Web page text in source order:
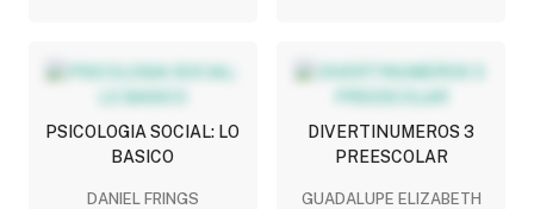
PSICOLOGIA SOCIAL: LO
BASICO
DANIEL FRINGS
DIVERTINUMEROS 3
PREESCOLAR
GUADALUPE ELIZABETH